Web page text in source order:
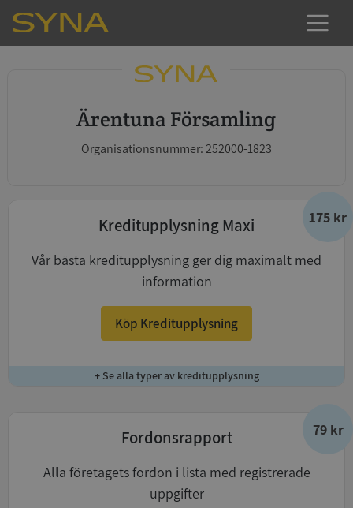
Ärentuna Församling
Organisationsnummer: 252000-1823
175 kr
Kreditupplysning Maxi
Vår bästa kreditupplysning ger dig maximalt med
information
Köp Kreditupplysning
+ Se alla typer av kreditupplysning
79 kr
Fordonsrapport
Alla företagets fordon i lista med registrerade
uppgifter